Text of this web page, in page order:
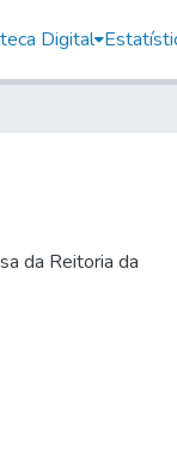
Digital
da Reitoria da